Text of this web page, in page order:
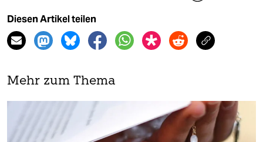
Diesen Artikel teilen
Mehr zum Thema